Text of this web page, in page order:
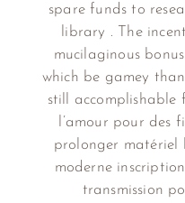
spare funds to
library . The
mucilaginous
which be gamey
still accomplishable
l’amour pour des
prolonger matériel
moderne
transmission